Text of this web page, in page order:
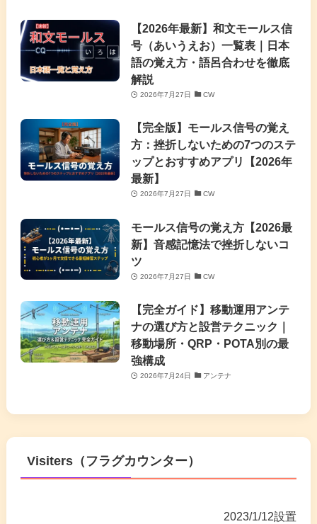
【2026年最新】和文モールス信
号（あいうえお）一覧表｜日本
語の覚え方・語呂合わせを徹底
解説
2026年7月27日 CW
【完全版】モールス信号の覚え
方：挫折しないための7つのステ
ップとおすすめアプリ【2026年
最新】
2026年7月27日 CW
モールス信号の覚え方【2026最
新】音感記憶法で挫折しないコ
ツ
2026年7月27日 CW
【完全ガイド】移動運用アンテ
ナの選び方と設営テクニック｜
移動場所・QRP・POTA別の最
強構成
2026年7月24日 アンテナ
Visiters（フラグカウンター）
2023/1/12設置